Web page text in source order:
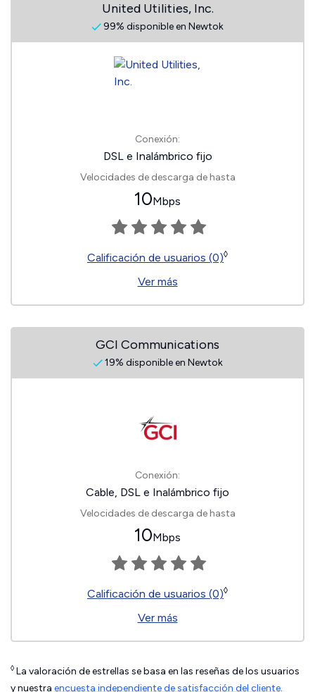
United Utilities, Inc.
99% disponible en Newtok
Conexión:
DSL e Inalámbrico fijo
Velocidades de descarga de hasta
10Mbps
Calificación de usuarios (0)◊
Ver más
GCI Communications
19% disponible en Newtok
Conexión:
Cable, DSL e Inalámbrico fijo
Velocidades de descarga de hasta
10Mbps
Calificación de usuarios (0)◊
Ver más
◊ La valoración de estrellas se basa en las reseñas de los usuarios
y nuestra encuesta independiente de satisfacción del cliente.